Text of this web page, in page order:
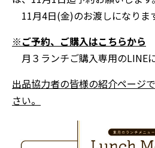
11月4日(金)のお渡しになりま
※ご予約、ご購入はこちらから
月３ランチご購入専用のLINEに
出品協力者の皆様の紹介ページ
さい。